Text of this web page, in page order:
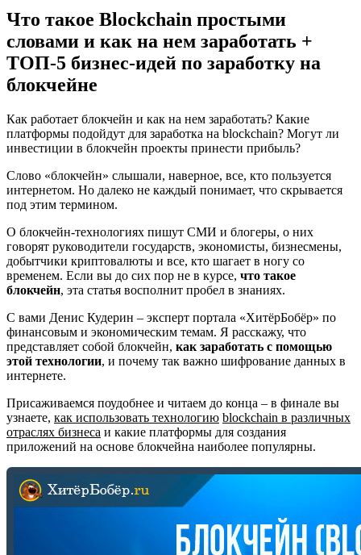
Что такое Blockchain простыми
словами и как на нем заработать +
ТОП-5 бизнес-идей по заработку на
блокчейне
Как работает блокчейн и как на нем заработать? Какие
платформы подойдут для заработка на blockchain? Могут ли
инвестиции в блокчейн проекты принести прибыль?
Слово «блокчейн» слышали, наверное, все, кто пользуется
интернетом. Но далеко не каждый понимает, что скрывается
под этим термином.
О блокчейн-технологиях пишут СМИ и блогеры, о них
говорят руководители государств, экономисты, бизнесмены,
добытчики криптовалюты и все, кто шагает в ногу со
временем. Если вы до сих пор не в курсе, что такое
блокчейн, эта статья восполнит пробел в знаниях.
С вами Денис Кудерин – эксперт портала «ХитёрБобёр» по
финансовым и экономическим темам. Я расскажу, что
представляет собой блокчейн, как заработать с помощью
этой технологии, и почему так важно шифрование данных в
интернете.
Присаживаемся поудобнее и читаем до конца – в финале вы
узнаете, как использовать технологию blockchain в различных
отраслях бизнеса и какие платформы для создания
приложений на основе блокчейна наиболее популярны.